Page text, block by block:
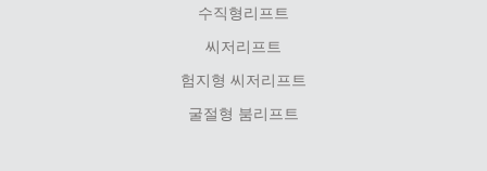
수직형리프트
씨저리프트
험지형 씨저리프트
굴절형 붐리프트